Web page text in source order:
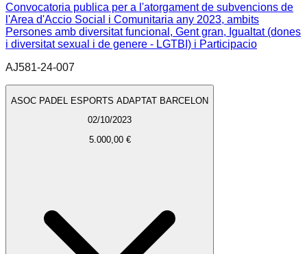
Convocatoria publica per a l'atorgament de subvencions de
l'Area d'Accio Social i Comunitaria any 2023, ambits
Persones amb diversitat funcional, Gent gran, Igualtat (dones
i diversitat sexual i de genere - LGTBI) i Participacio
AJ581-24-007
ASOC PADEL ESPORTS ADAPTAT BARCELON
02/10/2023
5.000,00 €